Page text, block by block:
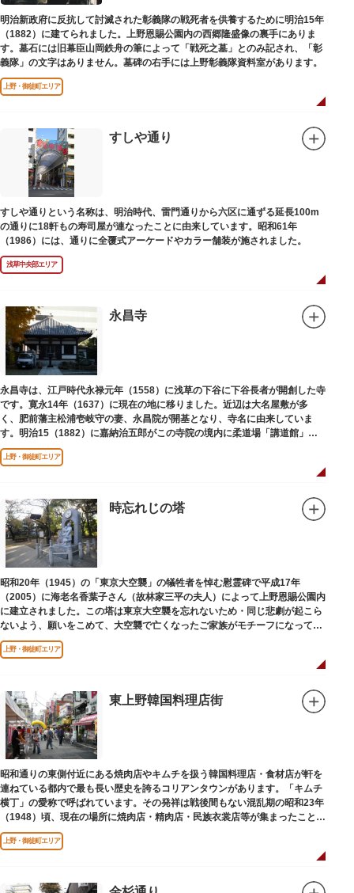
明治新政府に反抗して討滅された彰義隊の戦死者を供養するために明治15年
（1882）に建てられました。上野恩賜公園内の西郷隆盛像の裏手にありま
す。墓石には旧幕臣山岡鉄舟の筆によって「戦死之墓」とのみ記され、「彰
義隊」の文字はありません。墓碑の右手には上野彰義隊資料室があります。
上野・御徒町エリア
すしや通り
すしや通りという名称は、明治時代、雷門通りから六区に通ずる延長100m
の通りに18軒もの寿司屋が連なったことに由来しています。昭和61年
（1986）には、通りに全覆式アーケードやカラー舗装が施されました。
浅草中央部エリア
永昌寺
永昌寺は、江戸時代永禄元年（1558）に浅草の下谷に下谷長者が開創した寺
です。寛永14年（1637）に現在の地に移りました。近辺は大名屋敷が多
く、肥前藩主松浦壱岐守の妻、永昌院が開基となり、寺名に由来していま
す。明治15（1882）に嘉納治五郎がこの寺院の境内に柔道場「講道館」を
設立しました。
上野・御徒町エリア
時忘れじの塔
昭和20年（1945）の「東京大空襲」の犠牲者を悼む慰霊碑で平成17年
（2005）に海老名香葉子さん（故林家三平の夫人）によって上野恩賜公園内
に建立されました。この塔は東京大空襲を忘れないため・同じ悲劇が起こら
ないよう、願いをこめて、大空襲で亡くなったご家族がモチーフになってい
る平和祈念母子像・時計塔です。
上野・御徒町エリア
東上野韓国料理店街
昭和通りの東側付近にある焼肉店やキムチを扱う韓国料理店・食材店が軒を
連ねている都内で最も長い歴史を誇るコリアンタウンがあります。「キムチ
横丁」の愛称で呼ばれています。その発祥は戦後間もない混乱期の昭和23年
（1948）頃、現在の場所に焼肉店・精肉店・民族衣裳店等が集まったことに
端を発しています。
上野・御徒町エリア